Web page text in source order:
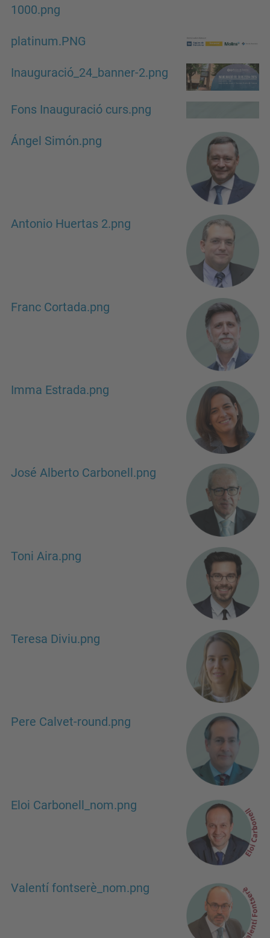
1000.png
platinum.PNG
Inauguració_24_banner-2.png
Fons Inauguració curs.png
Ángel Simón.png
Antonio Huertas 2.png
Franc Cortada.png
Imma Estrada.png
José Alberto Carbonell.png
Toni Aira.png
Teresa Diviu.png
Pere Calvet-round.png
Eloi Carbonell_nom.png
Valentí fontserè_nom.png